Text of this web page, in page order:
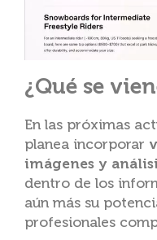
¿Qué se
En las próximas
planea incorporar
imágenes y
dentro de los
aún más su
profesionales